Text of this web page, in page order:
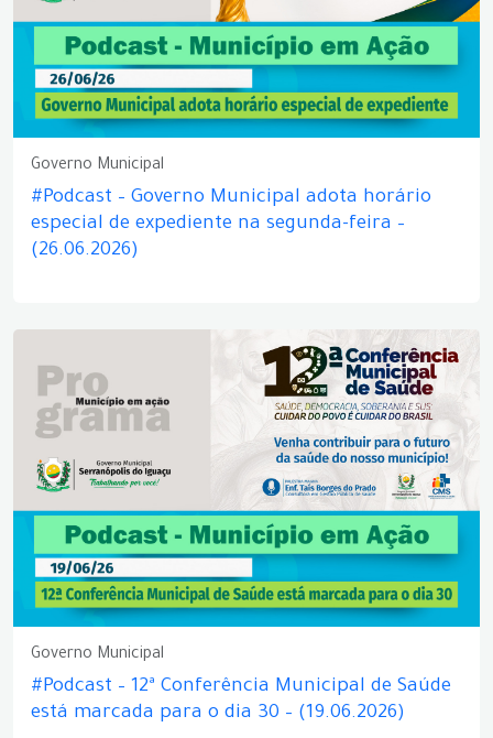
Governo Municipal
#Podcast – Governo Municipal adota horário
especial de expediente na segunda-feira –
(26.06.2026)
Governo Municipal
#Podcast – 12ª Conferência Municipal de Saúde
está marcada para o dia 30 – (19.06.2026)